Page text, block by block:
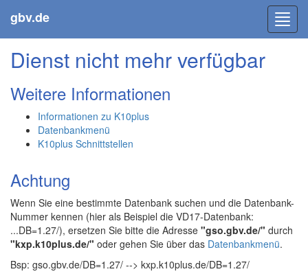
gbv.de
Dienst nicht mehr verfügbar
Weitere Informationen
Informationen zu K10plus
Datenbankmenü
K10plus Schnittstellen
Achtung
Wenn Sie eine bestimmte Datenbank suchen und die Datenbank-
Nummer kennen (hier als Beispiel die VD17-Datenbank:
...DB=1.27/), ersetzen Sie bitte die Adresse "gso.gbv.de/" durch
"kxp.k10plus.de/" oder gehen Sie über das Datenbankmenü.
Bsp: gso.gbv.de/DB=1.27/ --> kxp.k10plus.de/DB=1.27/